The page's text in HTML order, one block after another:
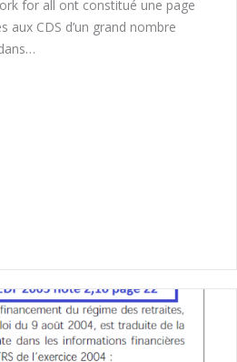
for all ont constitué une page
aux CDS d’un grand nombre